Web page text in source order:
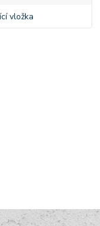
vložka